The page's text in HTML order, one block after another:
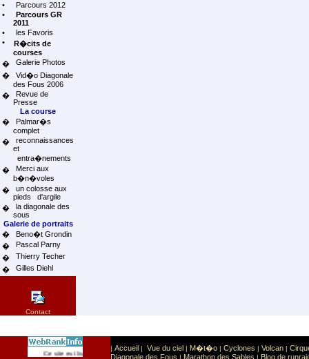
•
Parcours 2012
•
Parcours GR
2011
•
les Favoris
•
R�cits de
courses
�
Galerie Photos
�
Vid�o Diagonale
des Fous 2006
�
Revue de
Presse
La course
�
Palmar�s
complet
�
reconnaissances
et
entra�nements
�
Merci aux
b�n�voles
�
un colosse aux
pieds d'argile
�
la diagonale des
sous
Galerie de portraits
�
Beno�t Grondin
�
Pascal Parny
�
Thierry Techer
�
Gilles Diehl
Contact
Ce site est list� dans la cat�gorie Sport: Sports extr�mes
| Accueil | Vue du ciel | M�t�o | Cyclones | Volcan |
Diagonale des Fous | Marathon des Sables | Blog de